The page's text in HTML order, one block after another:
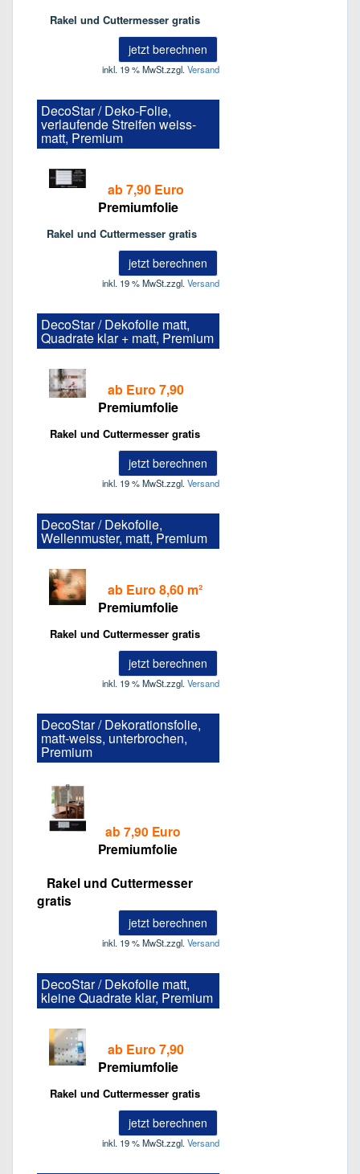
Rakel und Cuttermesser gratis
jetzt berechnen
inkl. 19 % MwSt.zzgl.Versand
DecoStar / Deko-Folie,
verlaufende Streifen weiss-
matt, Premium
ab 7,90 Euro
Premiumfolie
Rakel und Cuttermesser gratis
jetzt berechnen
inkl. 19 % MwSt.zzgl.Versand
DecoStar / Dekofolie matt,
Quadrate klar + matt, Premium
ab Euro 7,90
Premiumfolie
Rakel und Cuttermesser gratis
jetzt berechnen
inkl. 19 % MwSt.zzgl.Versand
DecoStar / Dekofolie,
Wellenmuster, matt, Premium
ab Euro 8,60 m²
Premiumfolie
Rakel und Cuttermesser gratis
jetzt berechnen
inkl. 19 % MwSt.zzgl.Versand
DecoStar / Dekorationsfolie,
matt-weiss, unterbrochen,
Premium
ab 7,90 Euro
Premiumfolie
Rakel und Cuttermesser
gratis
jetzt berechnen
inkl. 19 % MwSt.zzgl.Versand
DecoStar / Dekofolie matt,
kleine Quadrate klar, Premium
ab Euro 7,90
Premiumfolie
Rakel und Cuttermesser gratis
jetzt berechnen
inkl. 19 % MwSt.zzgl.Versand